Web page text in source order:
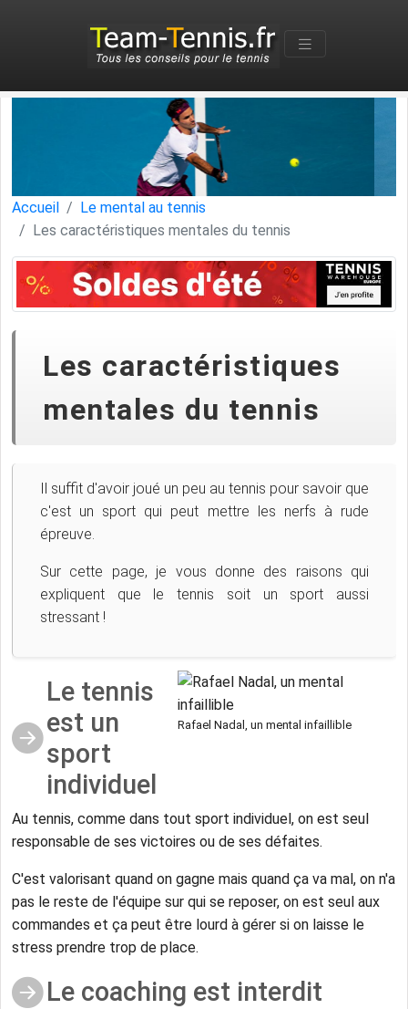
Accueil
Le mental au tennis
Les caractéristiques mentales du tennis
Les caractéristiques
mentales du tennis
Il suffit d'avoir joué un peu au tennis pour savoir que
c'est un sport qui peut mettre les nerfs à rude
épreuve.
Sur cette page, je vous donne des raisons qui
expliquent que le tennis soit un sport aussi
stressant !
Rafael Nadal, un mental infaillible
Le tennis
est un
sport
individuel
Au tennis, comme dans tout sport individuel, on est seul
responsable de ses victoires ou de ses défaites.
C'est valorisant quand on gagne mais quand ça va mal, on n'a
pas le reste de l'équipe sur qui se reposer, on est seul aux
commandes et ça peut être lourd à gérer si on laisse le
stress prendre trop de place.
Le coaching est interdit